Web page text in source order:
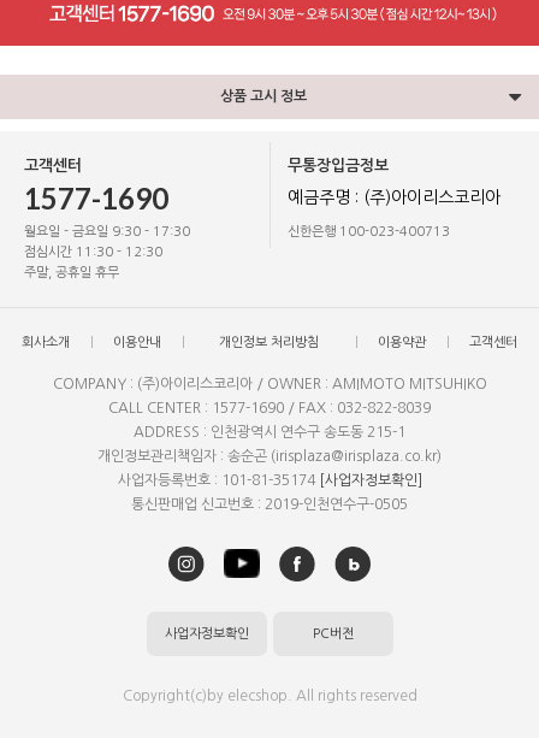
상품 고시 정보
고객센터
1577-1690
월요일 - 금요일 9:30 - 17:30
점심시간 11:30 - 12:30
주말, 공휴일 휴무
무통장입금정보
예금주명 : (주)아이리스코리아
신한은행 100-023-400713
회사소개 이용안내 개인정보 처리방침 이용약관 고객센터
COMPANY : (주)아이리스코리아 / OWNER : AMIMOTO MITSUHIKO
CALL CENTER : 1577-1690 / FAX : 032-822-8039
ADDRESS : 인천광역시 연수구 송도동 215-1
개인정보관리책임자 : 송순곤 (irisplaza@irisplaza.co.kr)
사업자등록번호 : 101-81-35174 [사업자정보확인]
통신판매업 신고번호 : 2019-인천연수구-0505
사업자정보확인 PC버전
Copyright(c)by elecshop. All rights reserved